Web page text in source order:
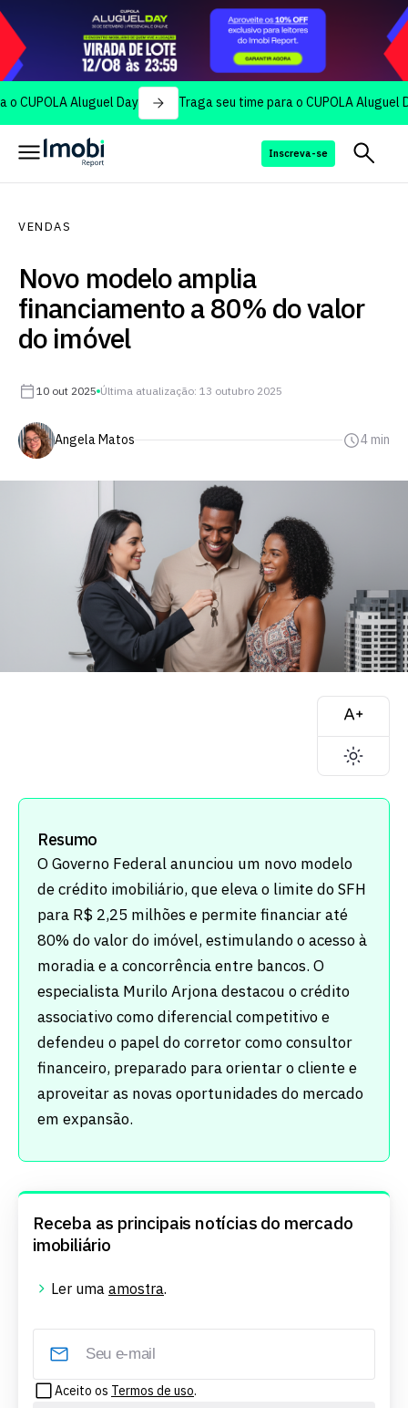
Aluguel Day Traga seu time para o CUPOLA Aluguel Day
Inscreva-se
VENDAS
Novo modelo amplia
financiamento a 80% do valor
do imóvel
10 out 2025 Última atualização: 13 outubro 2025
Angela Matos 4 min
Resumo
O Governo Federal anunciou um novo modelo
de crédito imobiliário, que eleva o limite do SFH
para R$ 2,25 milhões e permite financiar até
80% do valor do imóvel, estimulando o acesso à
moradia e a concorrência entre bancos. O
especialista Murilo Arjona destacou o crédito
associativo como diferencial competitivo e
defendeu o papel do corretor como consultor
financeiro, preparado para orientar o cliente e
aproveitar as novas oportunidades do mercado
em expansão.
Receba as principais notícias do mercado
imobiliário
Ler uma amostra.
Aceito os Termos de uso.